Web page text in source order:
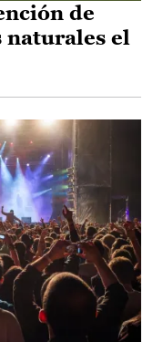
de
naturales el